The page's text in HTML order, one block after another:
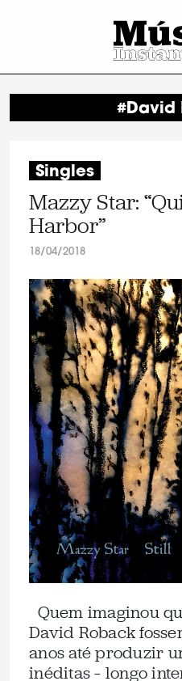
#David
Singles
Mazzy Star:
Harbor”
18/04/2018
Quem imaginou
David Roback
anos até produzir
inéditas – longo